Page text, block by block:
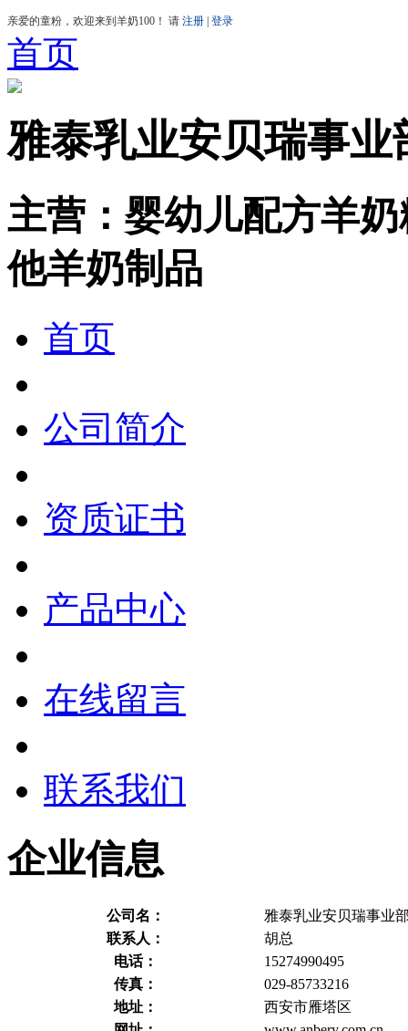
首页
雅泰乳业安贝瑞事业
主营：婴幼儿配方羊
他羊奶制品
首页
公司简介
资质证书
产品中心
在线留言
联系我们
企业信息
公司名：
雅泰乳业安贝瑞事业
联系人：
胡总
电话：
15274990495
传真：
029-85733216
地址：
西安市雁塔区